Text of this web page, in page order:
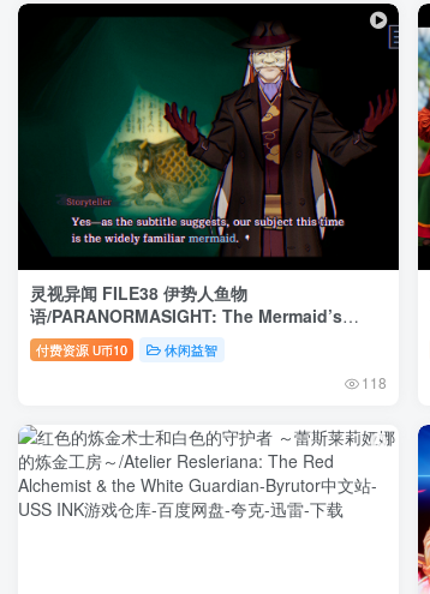
灵视异闻 FILE38 伊势人鱼物
语/PARANORMASIGHT: The Mermaid’s
Curse
付费资源 U币10 休闲益智
118